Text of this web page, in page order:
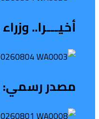
أخيـــرا..
مصدر رسمي: